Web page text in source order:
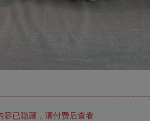
已隐藏，请付费后查看